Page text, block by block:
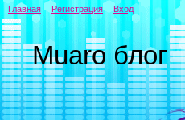
Muaro блог
Главная Регистрация Вход